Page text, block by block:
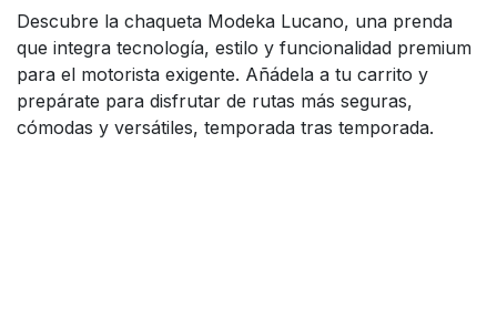
Descubre la chaqueta Modeka Lucano, una prenda
que integra tecnología, estilo y funcionalidad premium
para el motorista exigente. Añádela a tu carrito y
prepárate para disfrutar de rutas más seguras,
cómodas y versátiles, temporada tras temporada.